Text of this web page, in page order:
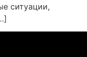
ситуации,